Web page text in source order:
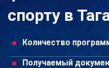
спорту в
Количество
Получаемый